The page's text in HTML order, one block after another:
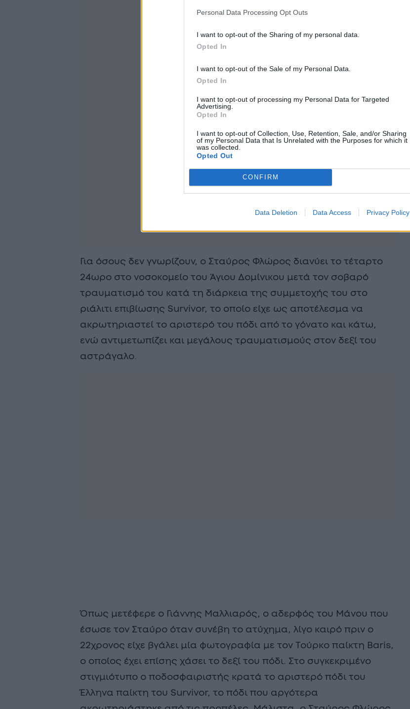
Personal Data Processing Opt Outs
I want to opt-out of the Sharing of my personal data.
Opted In
I want to opt-out of the Sale of my Personal Data.
Opted In
I want to opt-out of processing my Personal Data for Targeted
Advertising.
Opted In
I want to opt-out of Collection, Use, Retention, Sale, and/or Sharing
of my Personal Data that Is Unrelated with the Purposes for which it
was collected.
Opted Out
CONFIRM
Data Deletion Data Access Privacy Policy
Για όσους δεν γνωρίζουν, ο Σταύρος Φλώρος διανύει το τέταρτο
24ωρο στο νοσοκομείο του Άγιου Δομίνικου μετά τον σοβαρό
τραυματισμό του κατά τη διάρκεια της συμμετοχής του στο
ριάλιτι επιβίωσης Survivor, το οποίο είχε ως αποτέλεσμα να
ακρωτηριαστεί το αριστερό του πόδι από το γόνατο και κάτω,
ενώ αντιμετωπίζει και μεγάλους τραυματισμούς στον δεξί του
αστράγαλο.
Όπως μετέφερε ο Γιάννης Μαλλιαρός, ο αδερφός του Μάνου που
έσωσε τον Σταύρο όταν συνέβη το ατύχημα, λίγο καιρό πριν ο
22χρονος είχε βγάλει μία φωτογραφία με τον Τούρκο παίκτη Baris,
o οποίος έχει επίσης χάσει το δεξί του πόδι. Στο συγκεκριμένο
στιγμιότυπο ο ποδοσφαιριστής κρατά το αριστερό πόδι του
Έλληνα παίκτη του Survivor, το πόδι που αργότερα